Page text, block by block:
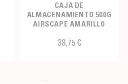
CAJA DE
ALMACENAMIENTO 500G
AIRSCAPE AMARILLO
38,75 €